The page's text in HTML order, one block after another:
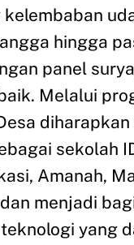
hingga
panel
Melalui
diharapkan
sekolah
Amanah,
menjadi
yang